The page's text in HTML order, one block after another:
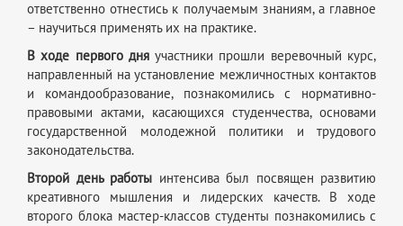
ответственно отнестись к получаемым знаниям, а главное
– научиться применять их на практике.
В ходе первого дняучастники прошли веревочный курс,
направленный на установление межличностных контактов
и командообразование, познакомились с нормативно-
правовыми актами, касающихся студенчества, основами
государственной молодежной политики и трудового
законодательства.
Второй день работы интенсива был посвящен развитию
креативного мышления и лидерских качеств. В ходе
второго блока мастер-классов студенты познакомились с